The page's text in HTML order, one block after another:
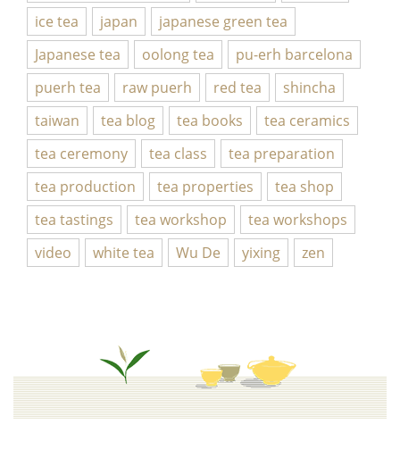
ice tea
japan
japanese green tea
Japanese tea
oolong tea
pu-erh barcelona
puerh tea
raw puerh red tea
shincha
taiwan
tea blog tea books
tea ceramics
tea ceremony
tea class
tea preparation
tea production
tea properties
tea shop
tea tastings
tea workshop
tea workshops
video
white tea Wu De yixing zen